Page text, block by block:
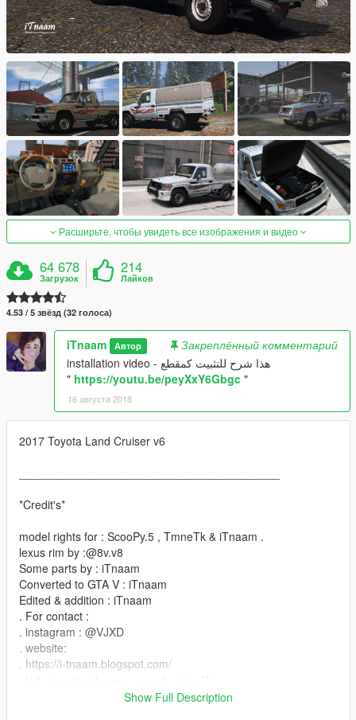
Расширьте, чтобы увидеть все изображения и видео
64 678
Загрузок
214
Лайков
4.53 / 5 звёзд (32 голоса)
iTnaam Автор
Закреплённый комментарий
installation video - هذا شرح للتثبيت كمقطع
" https://youtu.be/peyXxY6Gbgc "
16 августа 2018
2017 Toyota Land Cruiser v6
*Credit's*
model rights for : ScooPy.5 , TmneTk & iTnaam .
lexus rim by :@8v.v8
Some parts by : iTnaam
Converted to GTA V : iTnaam
Edited & addition : iTnaam
. For contact :
. instagram : @VJXD
. website:
. https://i-tnaam.blogspot.com/
_________________________________________
Show Full Description